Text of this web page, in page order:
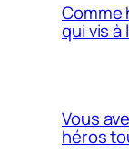
Comme
qui vis à
Vous
héros